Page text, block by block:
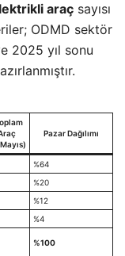
araç sayısı
ODMD sektör
2025 yıl sonu
Pazar Dağılımı
%64
%20
%12
%4
%100